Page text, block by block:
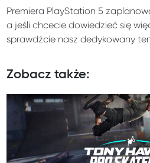
Premiera PlayStation 5
a jeśli chcecie dowiedzieć się
sprawdźcie nasz dedykowany
Zobacz także: